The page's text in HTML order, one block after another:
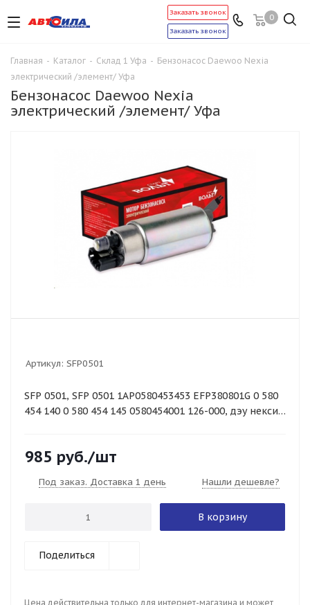
0
Заказать звонок
Заказать звонок
Главная - Каталог - Склад 1 Уфа - Бензонасос Daewoo Nexia
электрический /элемент/ Уфа
Бензонасос Daewoo Nexia
электрический /элемент/ Уфа
Артикул: SFP0501
SFP 0501, SFP 0501 1AP0580453453 EFP380801G 0 580
454 140 0 580 454 145 0580454001 126-000, дэу нексия
985 руб./шт
Под заказ. Доставка 1 день Нашли дешевле?
В корзину
Поделиться
Цена действительна только для интернет-магазина и может